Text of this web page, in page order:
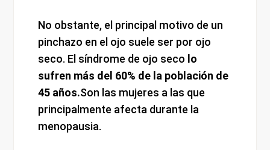
No obstante, el principal motivo de un
pinchazo en el ojo suele ser por ojo
seco. El síndrome de ojo seco lo
sufren más del 60% de la población de
45 años.Son las mujeres a las que
principalmente afecta durante la
menopausia.